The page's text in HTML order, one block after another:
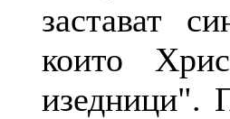
застават
които
изедници".